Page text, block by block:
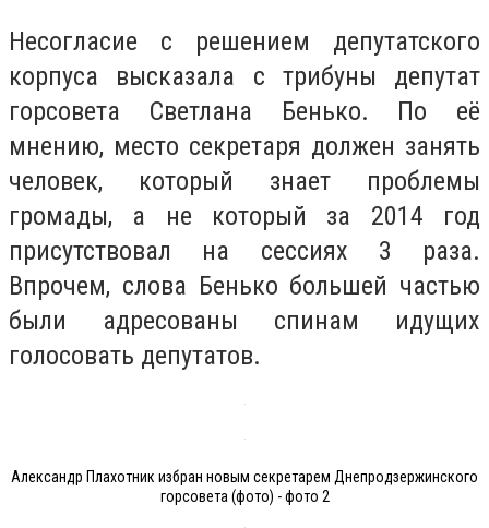
Несогласие с решением депутатского
корпуса высказала с трибуны депутат
горсовета Светлана Бенько. По её
мнению, место секретаря должен занять
человек, который знает проблемы
громады, а не который за 2014 год
присутствовал на сессиях 3 раза.
Впрочем, слова Бенько большей частью
были адресованы спинам идущих
голосовать депутатов.
Александр Плахотник избран новым секретарем Днепродзержинского
горсовета (фото) - фото 2